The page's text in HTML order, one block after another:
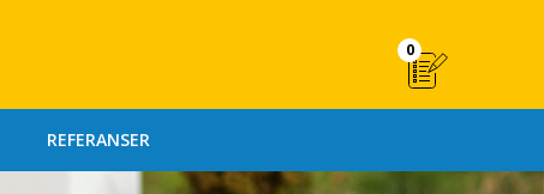
0
REFERANSER